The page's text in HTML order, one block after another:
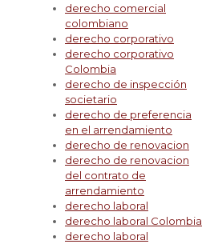
derecho comercial
colombiano
derecho corporativo
derecho corporativo
Colombia
derecho de inspección
societario
derecho de preferencia
en el arrendamiento
derecho de renovacion
derecho de renovacion
del contrato de
arrendamiento
derecho laboral
derecho laboral Colombia
derecho laboral